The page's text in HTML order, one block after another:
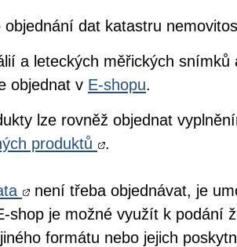
objednání dat katastru
a leteckých měřických
objednat v E-shopu.
lze rovněž objednat
produktů
.
není třeba objednávat, je
shop je možné využít k podání
formátu nebo jejich